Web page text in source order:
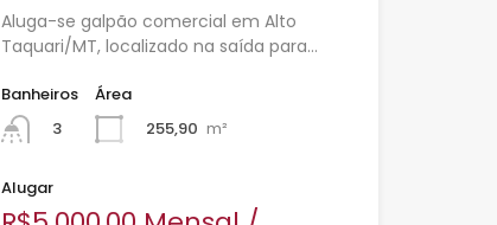
Aluga-se galpão comercial em Alto
Taquari/MT, localizado na saída para…
Banheiros
3
Área
255,90 m²
Alugar